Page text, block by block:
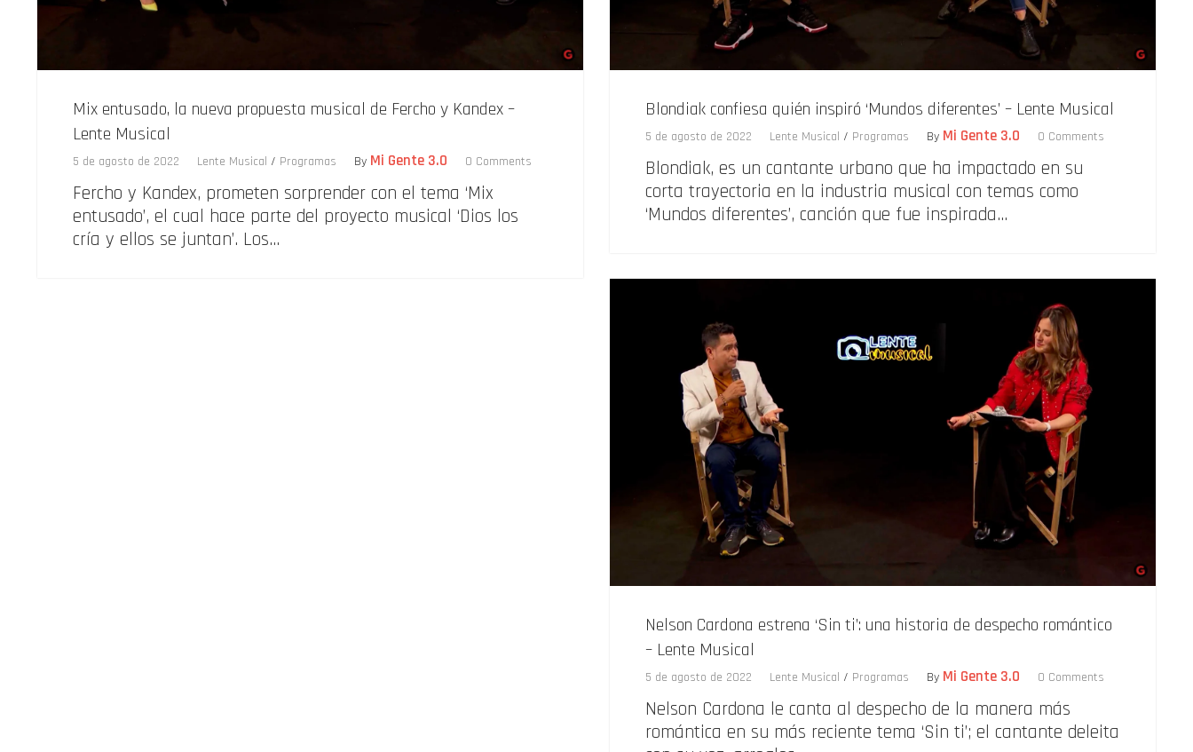
Mix entusado, la nueva propuesta musical de Fercho y Kandex –
Lente Musical
5 de agosto de 2022 Lente Musical / Programas By Mi Gente 3.0 0 Comments
Fercho y Kandex, prometen sorprender con el tema ‘Mix
entusado’, el cual hace parte del proyecto musical ‘Dios los
cría y ellos se juntan’. Los…
Blondiak confiesa quién inspiró ‘Mundos diferentes’ – Lente Musical
5 de agosto de 2022 Lente Musical / Programas By Mi Gente 3.0 0 Comments
Blondiak, es un cantante urbano que ha impactado en su
corta trayectoria en la industria musical con temas como
‘Mundos diferentes’, canción que fue inspirada…
Nelson Cardona estrena ‘Sin ti’: una historia de despecho romántico
– Lente Musical
5 de agosto de 2022 Lente Musical / Programas By Mi Gente 3.0 0 Comments
Nelson Cardona le canta al despecho de la manera más
romántica en su más reciente tema ‘Sin ti’; el cantante deleita